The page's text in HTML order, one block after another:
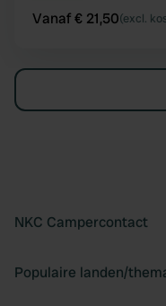
Vanaf € 21,50(excl.
NKC Campercontact
Populaire landen/